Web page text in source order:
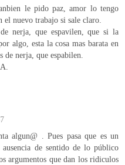
le pido paz, amor lo tengo
nuevo trabajo si sale claro.
nerja, que espavilen, que si la
algo, esta la cosa mas barata en
de nerja, que espabilen.
algun@ . Pues pasa que es un
de sentido de lo público
argumentos que dan los ridiculos